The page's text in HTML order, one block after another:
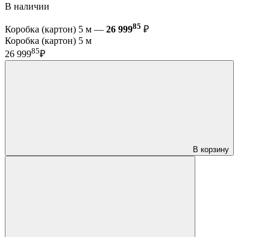
В наличии
Коробка (картон) 5 м — 26 99985 ₽
Коробка (картон) 5 м
26 99985₽
В корзину